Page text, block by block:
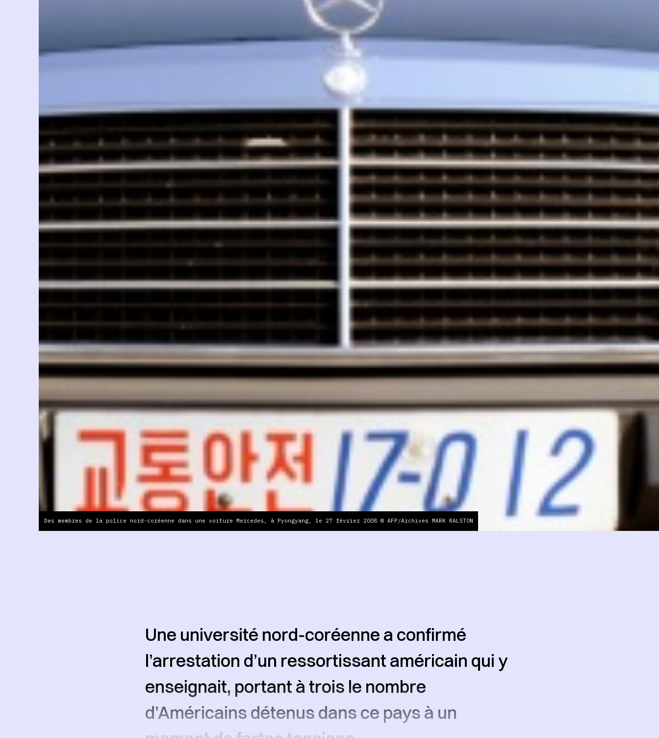
Des membres de la police nord-coréenne dans une voiture Mercedes, à Pyongyang, le 27 février 2008 © AFP/Archives MARK RALSTON
Une université nord-coréenne a confirmé
l’arrestation d’un ressortissant américain qui y
enseignait, portant à trois le nombre
d’Américains détenus dans ce pays à un